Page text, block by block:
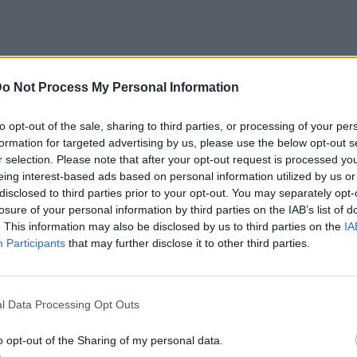
Not Process My Personal Information
opt-out of the sale, sharing to third parties, or processing of your
for targeted advertising by us, please use the below opt-out
selection. Please note that after your opt-out request is processed
interest-based ads based on personal information utilized by us
to third parties prior to your opt-out. You may separately
of your personal information by third parties on the IAB’s list of
This information may also be disclosed by us to third parties on the
Participants that may further disclose it to other third parties.
Data Processing Opt Outs
opt-out of the Sharing of my personal data.
Θοδωρής Ρακιντζής, μέσα από την
κάνοντας μια αποκάλυψη που κανείς
#θεσσαλονικη #grxpress #Ζευγαρι ♬
πολύ καλά. Είναι με έναν άνθρωπο ο
μήνες τώρα, και ισορροπημένα πάρα πολύ
Roberto. Επιχειρηματίας, πάρα πολύ
μπροστά, δεν τον ενδιαφέρουν τα φώτα